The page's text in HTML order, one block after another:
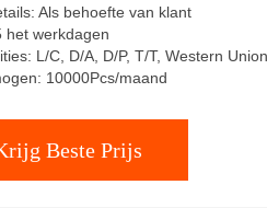
Als behoefte van klant
het werkdagen
L/C, D/A, D/P, T/T, Western Union,
10000Pcs/maand
Beste Prijs